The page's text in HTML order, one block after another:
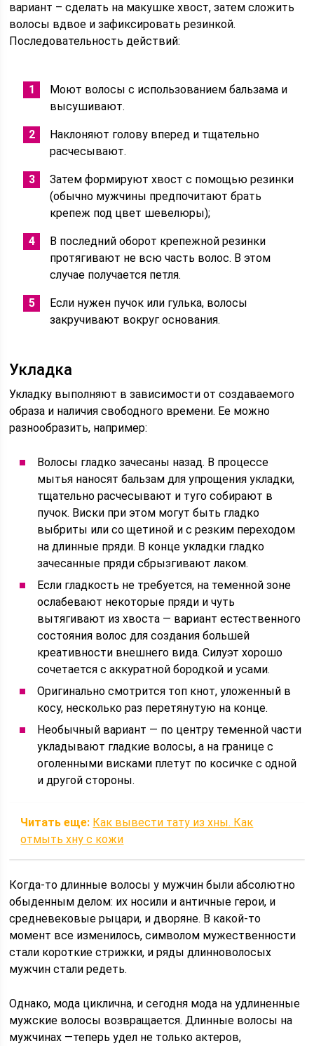
вариант – сделать на макушке хвост, затем сложить
волосы вдвое и зафиксировать резинкой.
Последовательность действий:
Моют волосы с использованием бальзама и
высушивают.
Наклоняют голову вперед и тщательно
расчесывают.
Затем формируют хвост с помощью резинки
(обычно мужчины предпочитают брать
крепеж под цвет шевелюры);
В последний оборот крепежной резинки
протягивают не всю часть волос. В этом
случае получается петля.
Если нужен пучок или гулька, волосы
закручивают вокруг основания.
Укладка
Укладку выполняют в зависимости от создаваемого
образа и наличия свободного времени. Ее можно
разнообразить, например:
Волосы гладко зачесаны назад. В процессе
мытья наносят бальзам для упрощения укладки,
тщательно расчесывают и туго собирают в
пучок. Виски при этом могут быть гладко
выбриты или со щетиной и с резким переходом
на длинные пряди. В конце укладки гладко
зачесанные пряди сбрызгивают лаком.
Если гладкость не требуется, на теменной зоне
ослабевают некоторые пряди и чуть
вытягивают из хвоста — вариант естественного
состояния волос для создания большей
креативности внешнего вида. Силуэт хорошо
сочетается с аккуратной бородкой и усами.
Оригинально смотрится топ кнот, уложенный в
косу, несколько раз перетянутую на конце.
Необычный вариант — по центру теменной части
укладывают гладкие волосы, а на границе с
оголенными висками плетут по косичке с одной
и другой стороны.
Читать еще: Как вывести тату из хны. Как
отмыть хну с кожи
Когда-то длинные волосы у мужчин были абсолютно
обыденным делом: их носили и античные герои, и
средневековые рыцари, и дворяне. В какой-то
момент все изменилось, символом мужественности
стали короткие стрижки, и ряды длинноволосых
мужчин стали редеть.
Однако, мода циклична, и сегодня мода на удлиненные
мужские волосы возвращается. Длинные волосы на
мужчинах —теперь удел не только актеров,